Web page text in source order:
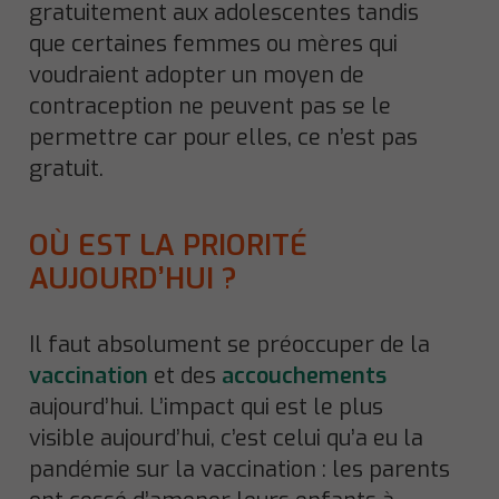
gratuitement aux adolescentes tandis
que certaines femmes ou mères qui
voudraient adopter un moyen de
contraception ne peuvent pas se le
permettre car pour elles, ce n’est pas
gratuit.
OÙ EST LA PRIORITÉ
AUJOURD’HUI ?
Il faut absolument se préoccuper de la
vaccination et des accouchements
aujourd’hui. L’impact qui est le plus
visible aujourd’hui, c’est celui qu’a eu la
pandémie sur la vaccination : les parents